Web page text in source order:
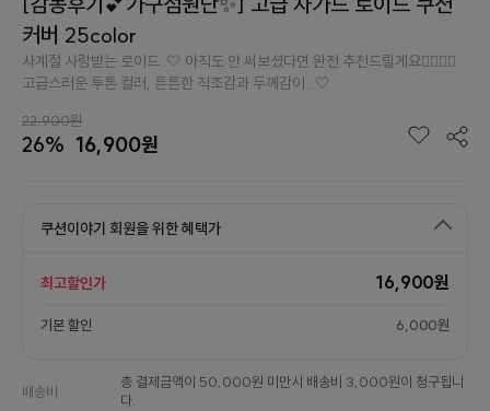
커버 25color
사계절 사랑받는 로이드..🤍 아직도 안 써보셨다면 완전 추천드릴게요👉🏻👈🏻
고급스러운 투톤 컬러, 튼튼한 직조감과 두께감이...🤍
22,900원
26% 16,900원
쿠션이야기 회원을 위한 혜택가
최고할인가 16,900원
기본 할인 6,000원
배송비
총 결제금액이 50,000원 미만시 배송비 3,000원이 청구됩니
다.